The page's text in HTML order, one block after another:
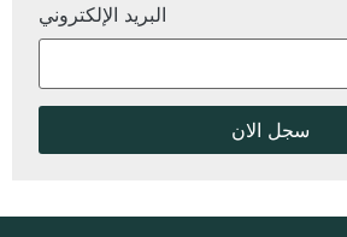
البريد الإلكتروني